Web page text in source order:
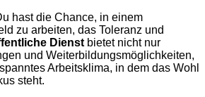
hast die Chance, in einem
zu arbeiten, das Toleranz und
Dienst bietet nicht nur
und Weiterbildungsmöglichkeiten,
Arbeitsklima, in dem das Wohl
steht.